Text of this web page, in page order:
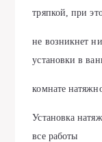
тряпкой, при
не возникнет
установки в
комнате
Установка
все работы